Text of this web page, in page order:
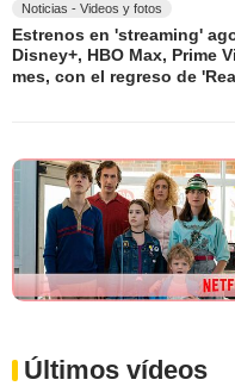
Noticias - Videos y fotos
Estrenos en 'streaming'
Disney+, HBO Max, Prime
mes, con el regreso de
Últimos vídeos